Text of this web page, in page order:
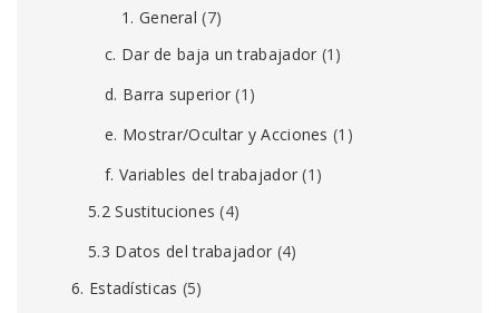
1. General (7)
c. Dar de baja un trabajador (1)
d. Barra superior (1)
e. Mostrar/Ocultar y Acciones (1)
f. Variables del trabajador (1)
5.2 Sustituciones (4)
5.3 Datos del trabajador (4)
6. Estadísticas (5)